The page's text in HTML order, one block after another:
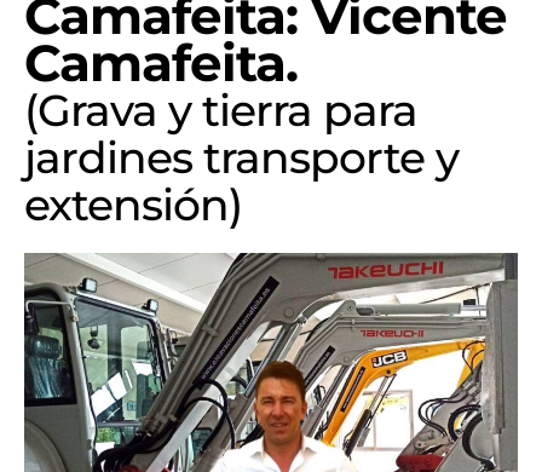
Camafeita: Vicente
Camafeita.
(Grava y tierra para
jardines transporte y
extensión)